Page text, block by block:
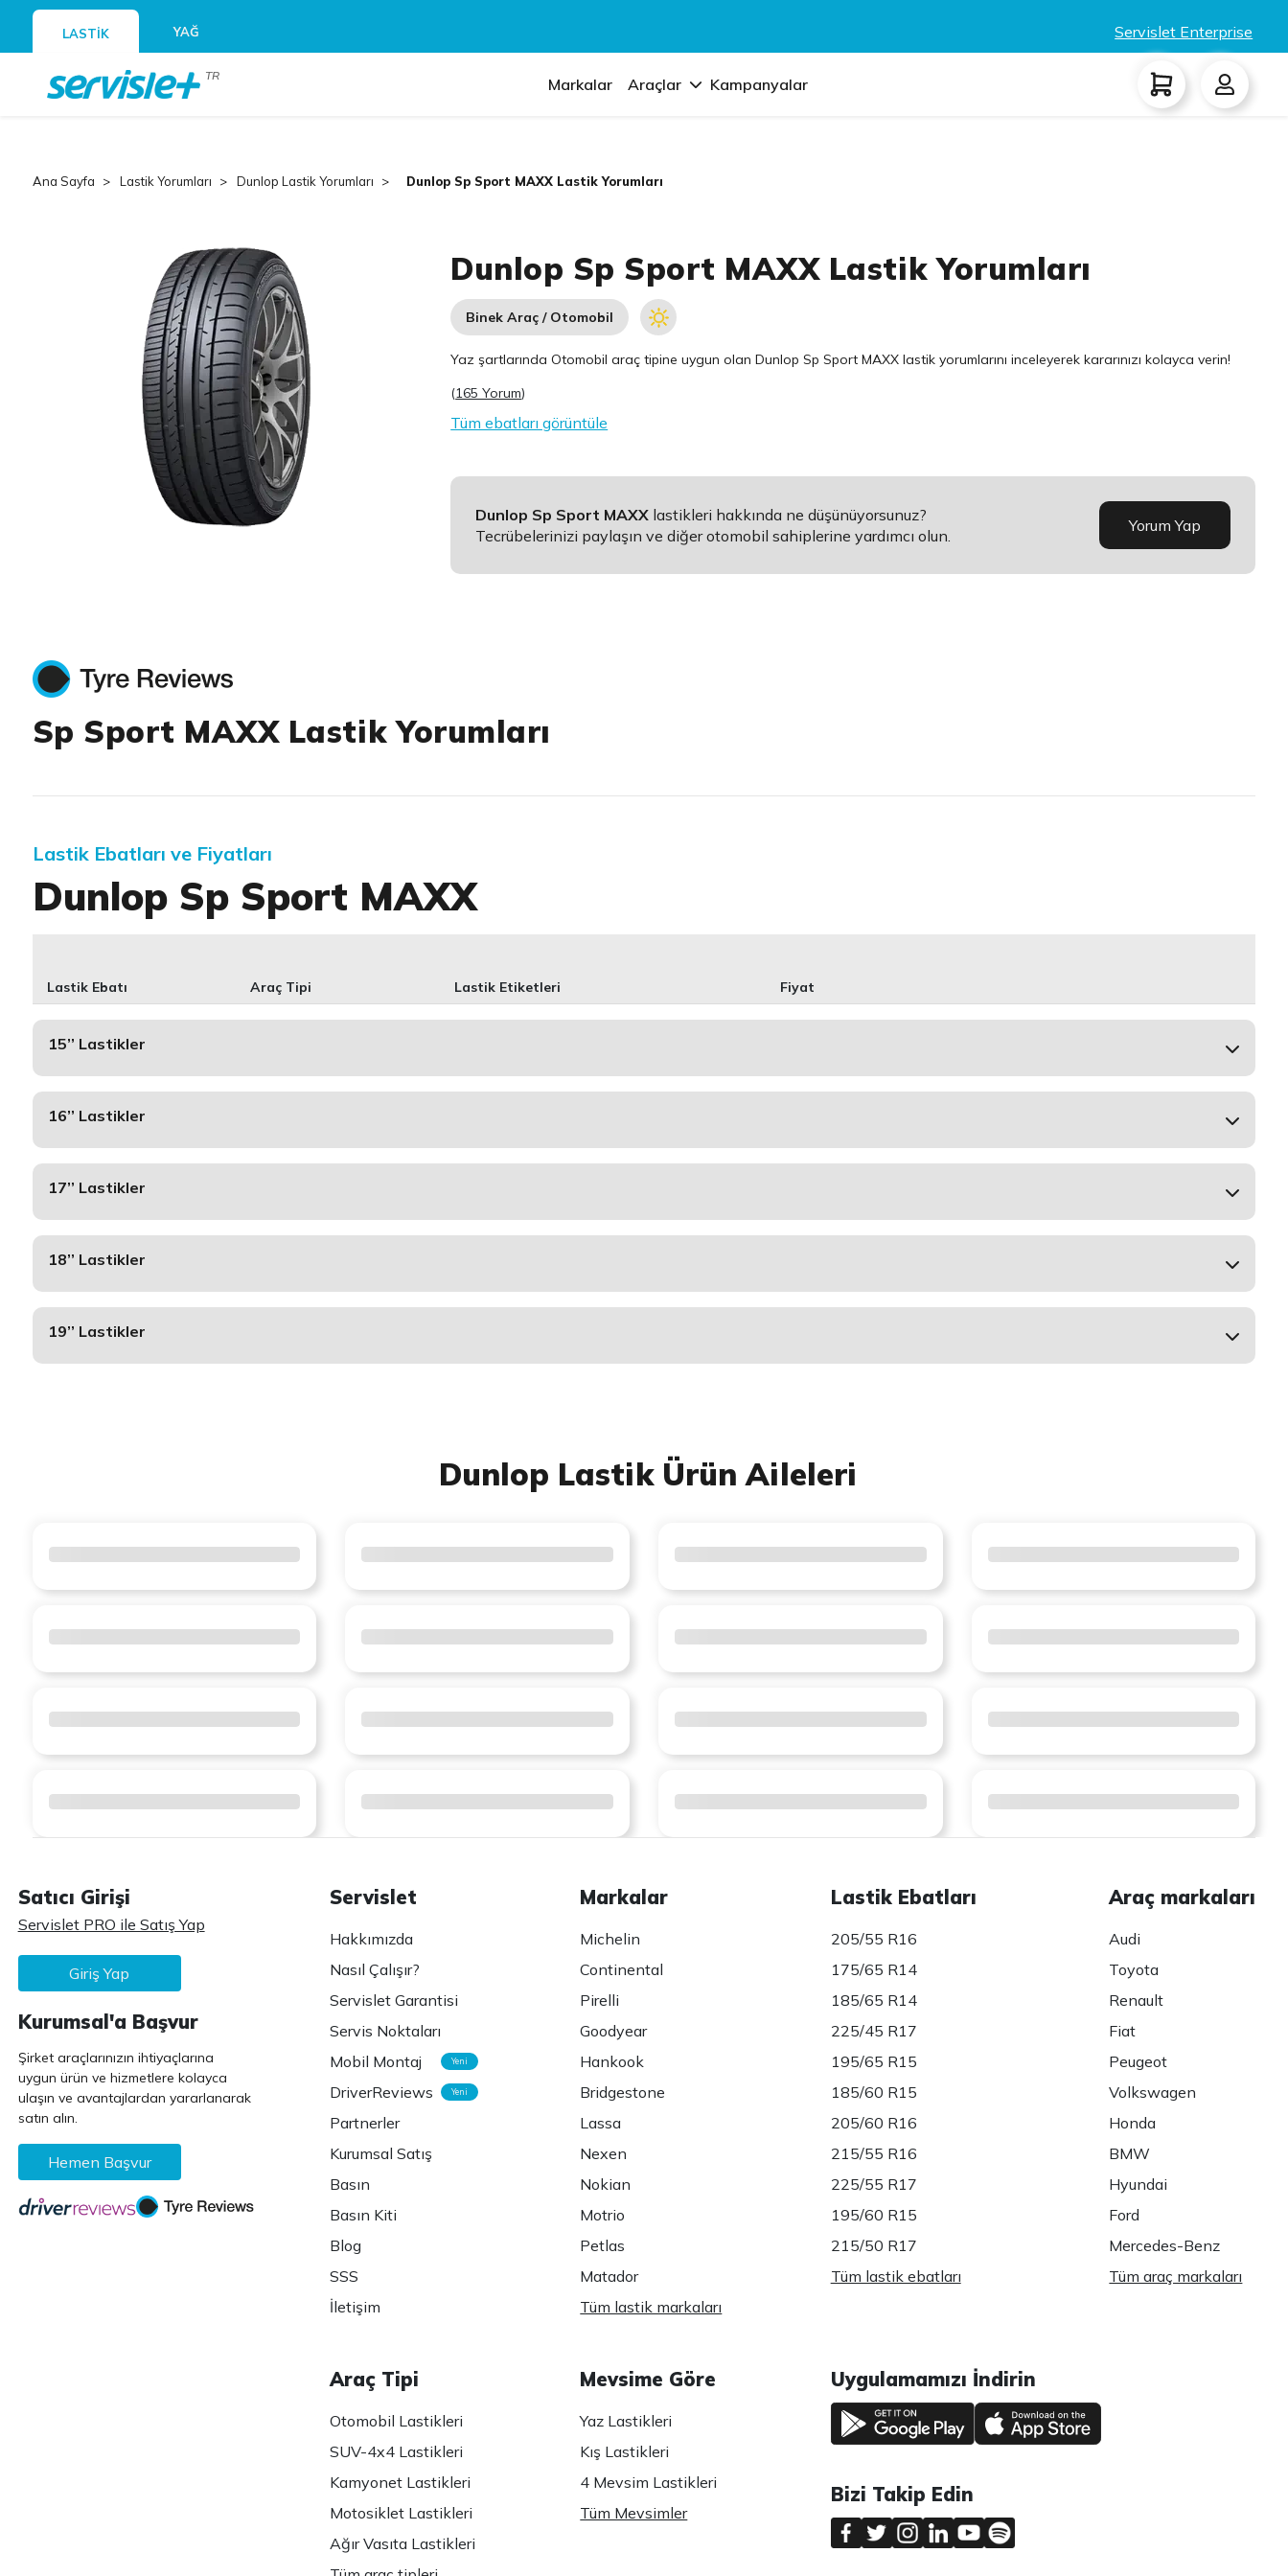
LASTİK YAĞ Servislet Enterprise
TR Markalar Araçlar Kampanyalar
Ana Sayfa Lastik Yorumları Dunlop Lastik Yorumları Dunlop Sp Sport MAXX Lastik Yorumları
Dunlop Sp Sport MAXX Lastik Yorumları
Binek Araç / Otomobil
Yaz şartlarında Otomobil araç tipine uygun olanDunlop Sp Sport MAXX lastik yorumlarını inceleyerek kararınızı kolayca verin!
(165 Yorum)
Tüm ebatları görüntüle
Dunlop Sp Sport MAXX lastikleri hakkında ne düşünüyorsunuz?
Tecrübelerinizi paylaşın ve diğer otomobil sahiplerine yardımcı olun.
Yorum Yap
Sp Sport MAXX Lastik Yorumları
Lastik Ebatları ve Fiyatları
Dunlop Sp Sport MAXX
Lastik Ebatı Araç Tipi Lastik Etiketleri Fiyat
15’’ Lastikler
16’’ Lastikler
17’’ Lastikler
18’’ Lastikler
19’’ Lastikler
Dunlop Lastik Ürün Aileleri
Satıcı Girişi
Servislet PRO ile Satış Yap
Giriş Yap
Kurumsal'a Başvur
Şirket araçlarınızın ihtiyaçlarına
uygun ürün ve hizmetlere kolayca
ulaşın ve avantajlardan yararlanarak
satın alın.
Hemen Başvur
Servislet
Hakkımızda
Nasıl Çalışır?
Servislet Garantisi
Servis Noktaları
Mobil Montaj
Yeni
DriverReviews Yeni
Partnerler
Kurumsal Satış
Basın
Basın Kiti
Blog
SSS
İletişim
Markalar
Michelin
Continental
Pirelli
Goodyear
Hankook
Bridgestone
Lassa
Nexen
Nokian
Motrio
Petlas
Matador
Tüm lastik markaları
Lastik Ebatları
205/55 R16
175/65 R14
185/65 R14
225/45 R17
195/65 R15
185/60 R15
205/60 R16
215/55 R16
225/55 R17
195/60 R15
215/50 R17
Tüm lastik ebatları
Araç markaları
Audi
Toyota
Renault
Fiat
Peugeot
Volkswagen
Honda
BMW
Hyundai
Ford
Mercedes-Benz
Tüm araç markaları
Araç Tipi
Otomobil Lastikleri
SUV-4x4 Lastikleri
Kamyonet Lastikleri
Motosiklet Lastikleri
Ağır Vasıta Lastikleri
Mevsime Göre
Yaz Lastikleri
Kış Lastikleri
4 Mevsim Lastikleri
Tüm Mevsimler
Uygulamamızı İndirin
Bizi Takip Edin